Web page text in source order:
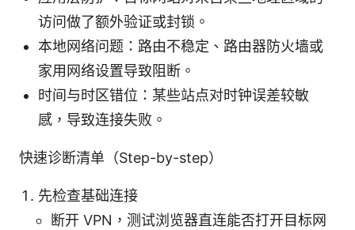
访问做了额外验证或封锁。
本地网络问题：路由不稳定、路由器防火墙或
家用网络设置导致阻断。
时间与时区错位：某些站点对时钟误差较敏
感，导致连接失败。
快速诊断清单（Step-by-step）
先检查基础连接
断开 VPN，测试浏览器直连能否打开目标网